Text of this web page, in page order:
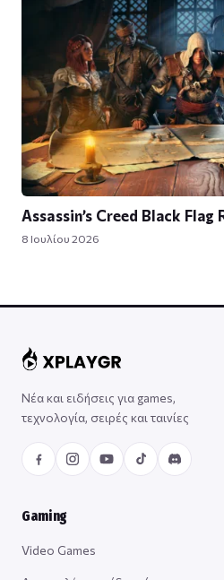
Assassin’s Creed Black Flag
8 Ιουλίου 2026
Νέα και ειδήσεις για games,
τεχνολογία, σειρές και ταινίες
Gaming
Video Games